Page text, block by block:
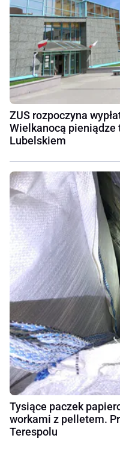
ZUS rozpoczyna
Wielkanocą pieniądze
Lubelskiem
Tysiące paczek
workami z pelletem.
Terespolu